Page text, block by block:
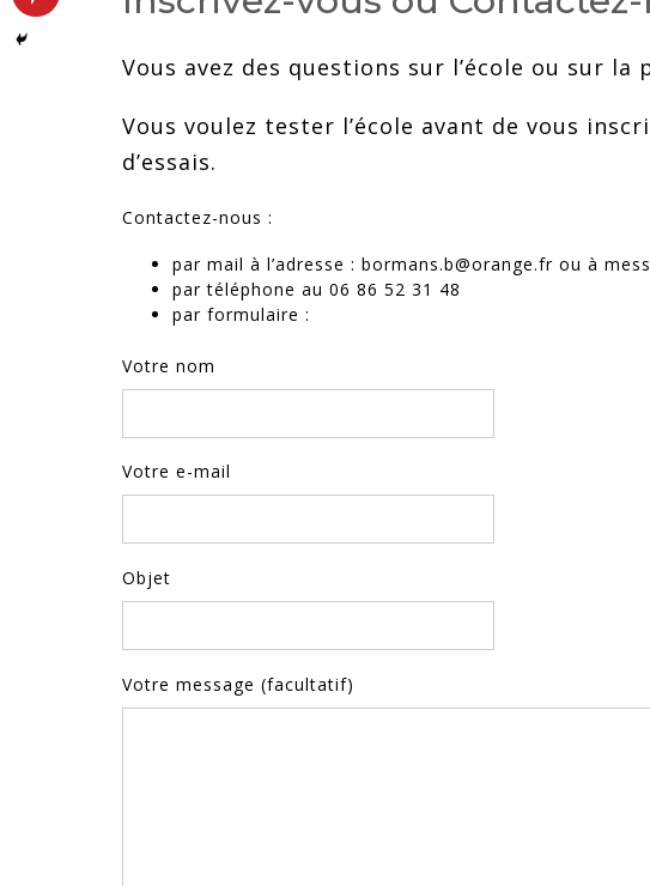
Vous avez des questions sur l’école ou sur
Vous voulez tester l’école avant de vous
d’essais.
Contactez-nous :
par mail à l’adresse : bormans.b@orange.fr ou à
par téléphone au 06 86 52 31 48
par formulaire :
Votre nom
Votre e-mail
Objet
Votre message (facultatif)